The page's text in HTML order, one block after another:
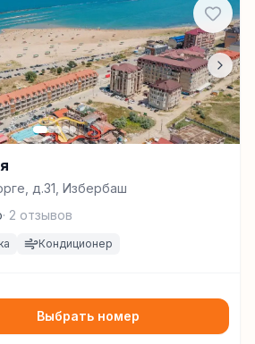
д.31, Избербаш
· 2 отзывов
Кондиционер
Выбрать номер